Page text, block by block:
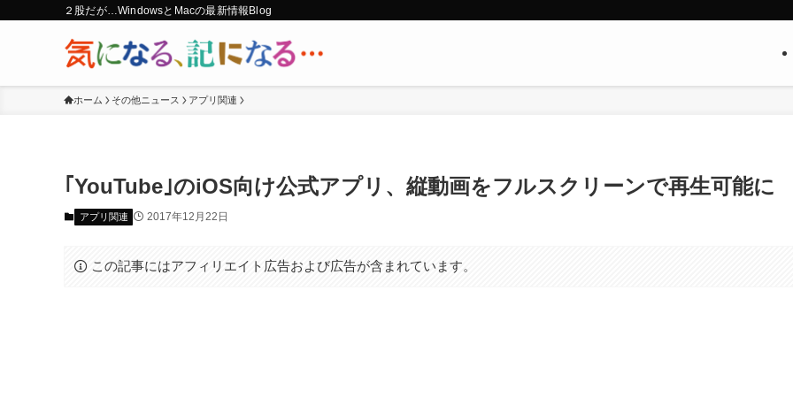
２股だが…WindowsとMacの最新情報Blog
ホーム その他ニュース アプリ関連
｢YouTube｣のiOS向け公式アプリ、縦動画をフルスクリーンで再生可能に
アプリ関連 2017年12月22日
この記事にはアフィリエイト広告および広告が含まれています。